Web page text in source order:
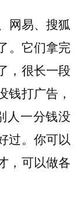
网易、搜狐
。它们拿完
，很长一段
钱打广告，
人一分钱没
过。你可以
，可以做各